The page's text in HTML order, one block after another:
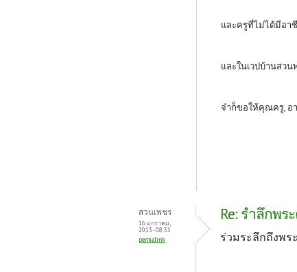
และครูที่ไม่ได้มีอา
และในเวปบ้านสว
จ๋าก็ขอให้คุณครู, อ
สวนเพชร
16 มกราคม,
2013 - 08:33
permalink
Re: รำลึกพ
ร่วมระลึกถึงพ